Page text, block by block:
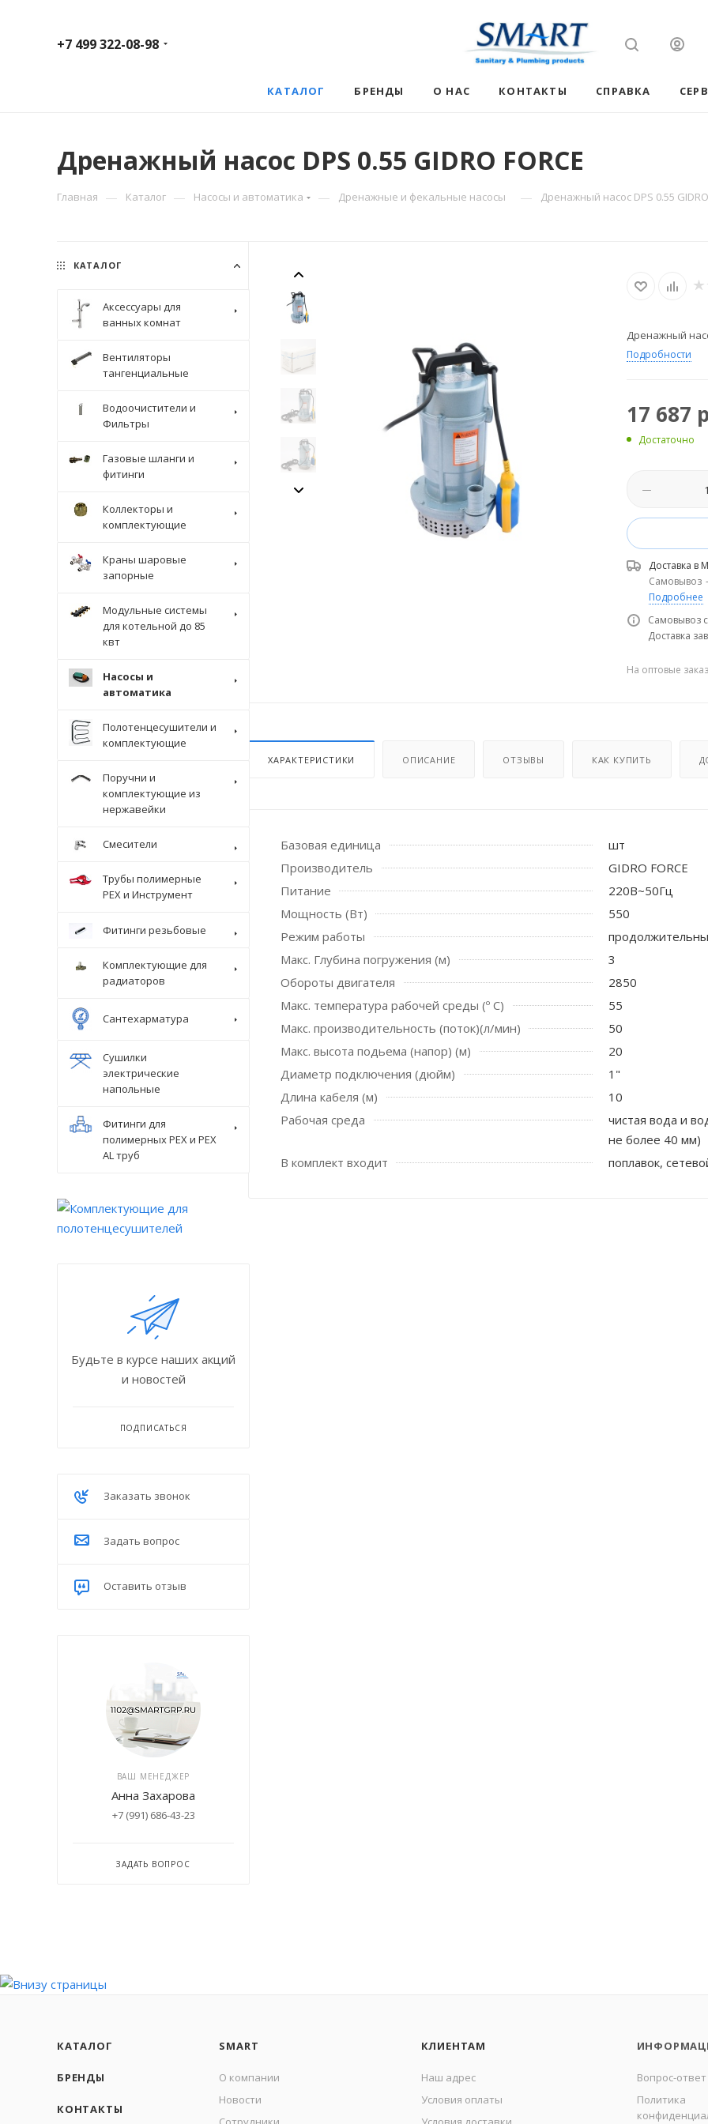
+7 499 322-08-98
КАТАЛОГ БРЕНДЫ О НАС КОНТАКТЫ СПРАВКА
Дренажный насос DPS 0.55 GIDRO FORCE
Главная — Каталог — Насосы и автоматика — Дренажные и фекальные насосы — Дренажный насос DPS 0.55 GIDRO
Дренажный
Подробности
17 687
Достаточно
Доставка в
Самовывоз
Подробнее
Самовывоз
Доставка
На оптовые
ХАРАКТЕРИСТИКИ ОПИСАНИЕ ОТЗЫВЫ КАК КУПИТЬ
Базовая единица
шт
Производитель
GIDRO FORCE
Питание
220В~50Гц
Мощность (Вт)
550
Режим работы
Макс. Глубина погружения (м)
3
Обороты двигателя
2850
Макс. температура рабочей среды (º С)
55
Макс. производительность (поток)(л/мин)
50
Макс. высота подьема (напор) (м)
20
Диаметр подключения (дюйм)
1"
Длина кабеля (м)
10
Рабочая среда
чистая вода и
не более 40 мм)
В комплект входит
поплавок,
КАТАЛОГ
Аксессуары для
ванных комнат
Вентиляторы
тангенциальные
Водоочистители и
Фильтры
Газовые шланги и
фитинги
Коллекторы и
комплектующие
Краны шаровые
запорные
Модульные системы
для котельной до 85
квт
Насосы и
автоматика
Полотенцесушители и
комплектующие
Поручни и
комплектующие из
нержавейки
Крепеж стоек для поручня
Смесители
Трубы полимерные
PEX и Инструмент
Фитинги резьбовые
Комплектующие для
радиаторов
Сантехарматура
Сушилки
электрические
напольные
Фитинги для
полимерных PEX и PEX
AL труб
Будьте в курсе наших акций
и новостей
ПОДПИСАТЬСЯ
Заказать звонок
Задать вопрос
Оставить отзыв
ВАШ МЕНЕДЖЕР
Анна Захарова
+7 (991) 686-43-23
ЗАДАТЬ ВОПРОС
КАТАЛОГ
БРЕНДЫ
КОНТАКТЫ
SMART
О компании
Новости
КЛИЕНТАМ
Наш адрес
Условия оплаты
Вопрос-ответ
Политика